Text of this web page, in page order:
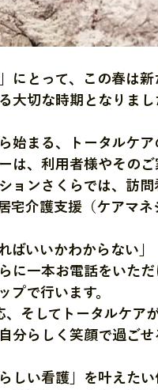
にとって、この春は
大切な時期となりまし
始まる、トータルケ
は、利用者様やその
ョンさくらでは、訪
宅介護支援（ケアマ
ばいいかわからない」
に一本お電話をいた
プで行います。
、そしてトータルケア
分らしく笑顔で過ごせ
しい看護」を叶えたい